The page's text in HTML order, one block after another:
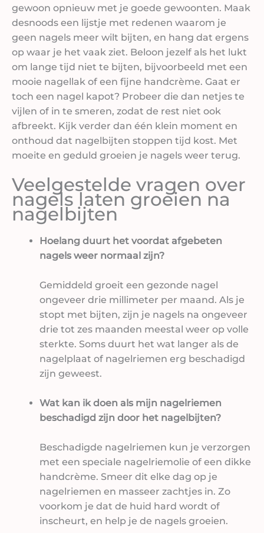
gewoon opnieuw met je goede gewoonten. Maak
desnoods een lijstje met redenen waarom je
geen nagels meer wilt bijten, en hang dat ergens
op waar je het vaak ziet. Beloon jezelf als het lukt
om lange tijd niet te bijten, bijvoorbeeld met een
mooie nagellak of een fijne handcrème. Gaat er
toch een nagel kapot? Probeer die dan netjes te
vijlen of in te smeren, zodat de rest niet ook
afbreekt. Kijk verder dan één klein moment en
onthoud dat nagelbijten stoppen tijd kost. Met
moeite en geduld groeien je nagels weer terug.
Veelgestelde vragen over
nagels laten groeien na
nagelbijten
Hoelang duurt het voordat afgebeten
nagels weer normaal zijn?
Gemiddeld groeit een gezonde nagel
ongeveer drie millimeter per maand. Als je
stopt met bijten, zijn je nagels na ongeveer
drie tot zes maanden meestal weer op volle
sterkte. Soms duurt het wat langer als de
nagelplaat of nagelriemen erg beschadigd
zijn geweest.
Wat kan ik doen als mijn nagelriemen
beschadigd zijn door het nagelbijten?
Beschadigde nagelriemen kun je verzorgen
met een speciale nagelriemolie of een dikke
handcrème. Smeer dit elke dag op je
nagelriemen en masseer zachtjes in. Zo
voorkom je dat de huid hard wordt of
inscheurt, en help je de nagels groeien.